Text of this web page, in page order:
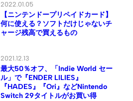
2022.01.05
【ニンテンドープリペイドカード】
何に使える？ソフトだけじゃないチ
ャージ残高で買えるもの
2021.12.13
最大50％オフ、「Indie World セー
ル」で『ENDER LILIES』
『HADES』『Ori』などNintendo
Switch 29タイトルがお買い得